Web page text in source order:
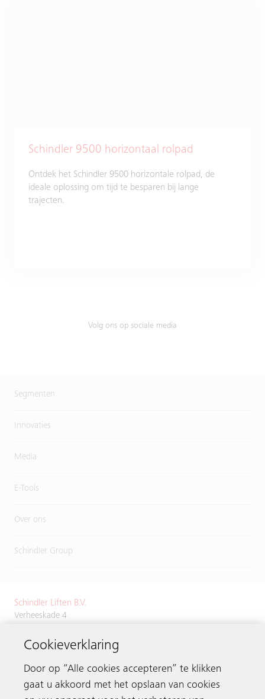
Schindler 9500 horizontaal rolpad
Ontdek het Schindler 9500 horizontale rolpad, de
ideale oplossing om tijd te besparen bij lange
trajecten.
Volg ons op sociale media
Segmenten
Innovaties
Media
E-Tools
Over ons
Schindler Group
Schindler Liften B.V.
Verheeskade 4
Tel.+31 70 3843700
Cookieverklaring
Door op “Alle cookies accepteren” te klikken
gaat u akkoord met het opslaan van cookies